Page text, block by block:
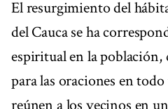
El resurgimiento del
del Cauca se ha
espiritual en la población,
para las oraciones en